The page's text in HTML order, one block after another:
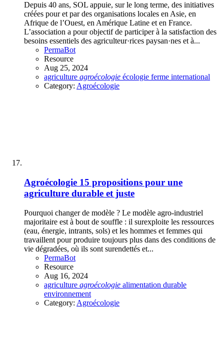
Depuis 40 ans, SOL appuie, sur le long terme, des initiatives
créées pour et par des organisations locales en Asie, en
Afrique de l’Ouest, en Amérique Latine et en France.
L’association a pour objectif de participer à la satisfaction des
besoins essentiels des agriculteur·rices paysan·nes et à...
PermaBot
Resource
Aug 25, 2024
agriculture agroécologie écologie ferme international
Category: Agroécologie
Agroécologie 15 propositions pour une
agriculture durable et juste
Pourquoi changer de modèle ? Le modèle agro-industriel
majoritaire est à bout de souffle : il surexploite les ressources
(eau, énergie, intrants, sols) et les hommes et femmes qui
travaillent pour produire toujours plus dans des conditions de
vie dégradées, où ils sont surendettés et...
PermaBot
Resource
Aug 16, 2024
agriculture agroécologie alimentation durable
environnement
Category: Agroécologie